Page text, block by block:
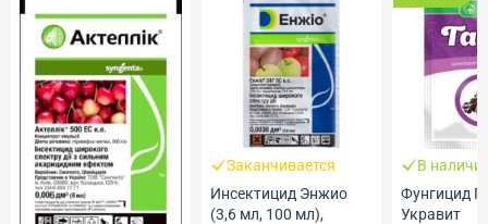
Заканчивается
Инсектицид Энжио
(3,6 мл, 100 мл),
В
Фунгицид
Укравит